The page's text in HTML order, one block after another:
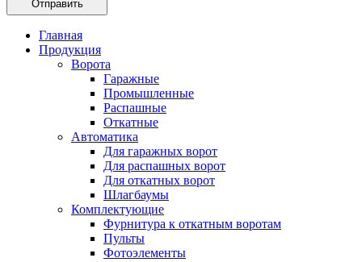
Главная
Продукция
Ворота
Гаражные
Промышленные
Распашные
Откатные
Автоматика
Для гаражных ворот
Для распашных ворот
Для откатных ворот
Шлагбаумы
Комплектующие
Фурнитура к откатным воротам
Пульты
Фотоэлементы